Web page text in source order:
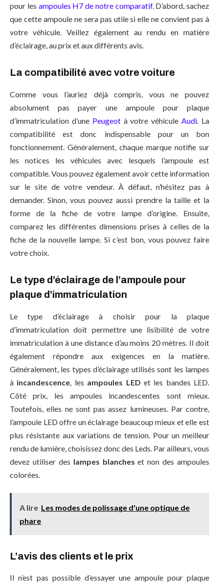
pour les ampoules H7 de notre comparatif. D’abord, sachez
que cette ampoule ne sera pas utile si elle ne convient pas à
votre véhicule. Veillez également au rendu en matière
d’éclairage, au prix et aux différents avis.
La compatibilité avec votre voiture
Comme vous l’auriez déjà compris, vous ne pouvez
absolument pas payer une ampoule pour plaque
d’immatriculation d’une Peugeotà votre véhicule Audi . La
compatibilité est donc indispensable pour un bon
fonctionnement. Généralement, chaque marque notifie sur
les notices les véhicules avec lesquels l’ampoule est
compatible. Vous pouvez également avoir cette information
sur le site de votre vendeur. À défaut, n’hésitez pas à
demander. Sinon, vous pouvez aussi prendre la taille et la
forme de la fiche de votre lampe d’origine. Ensuite,
comparez les différentes dimensions prises à celles de la
fiche de la nouvelle lampe. Si c’est bon, vous pouvez faire
votre choix.
Le type d’éclairage de l’ampoule pour
plaque d’immatriculation
Le type d’éclairage à choisir pour la plaque
d’immatriculation doit permettre une lisibilité de votre
immatriculation à une distance d’au moins 20 mètres. Il doit
également répondre aux exigences en la matière.
Généralement, les types d’éclairage utilisés sont les lampes
à incandescence , les ampoules LED et les bandes LED.
Côté prix, les ampoules incandescentes sont mieux.
Toutefois, elles ne sont pas assez lumineuses. Par contre,
l’ampoule LED offre un éclairage beaucoup mieux et elle est
plus résistante aux variations de tension. Pour un meilleur
rendu de lumière, choisissez donc des Leds. Par ailleurs, vous
devez utiliser des lampes blanches et non des ampoules
colorées.
A lire Les modes de polissage d'une optique de
phare
L’avis des clients et le prix
Il n’est pas possible d’essayer une ampoule pour plaque